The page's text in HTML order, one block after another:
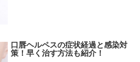
口唇ヘルペスの症状経過と感染対
策！早く治す方法も紹介！